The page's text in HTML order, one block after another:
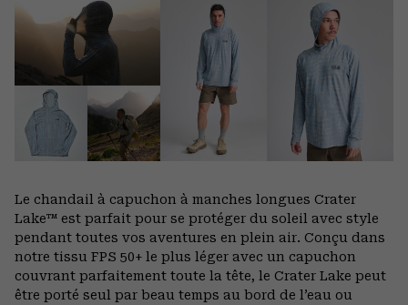
Le chandail à capuchon à manches longues Crater
Lake™ est parfait pour se protéger du soleil avec style
pendant toutes vos aventures en plein air. Conçu dans
notre tissu FPS 50+ le plus léger avec un capuchon
couvrant parfaitement toute la tête, le Crater Lake peut
être porté seul par beau temps au bord de l’eau ou